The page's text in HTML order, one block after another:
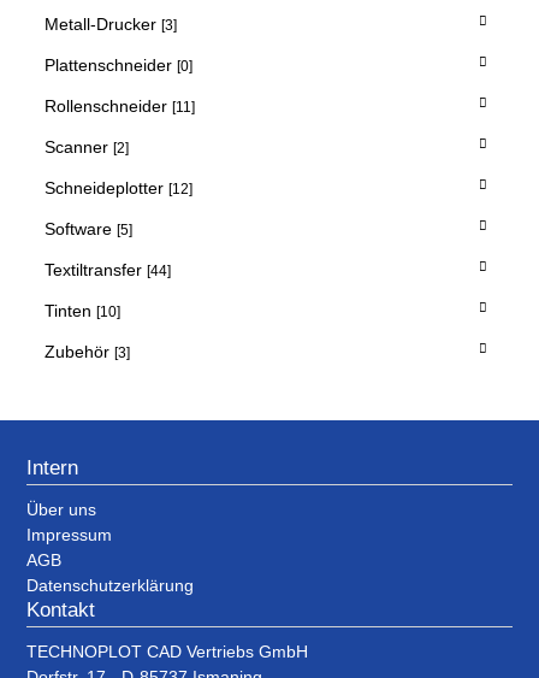
Metall-Drucker [3]
Plattenschneider [0]
Rollenschneider [11]
Scanner [2]
Schneideplotter [12]
Software [5]
Textiltransfer [44]
Tinten [10]
Zubehör [3]
Intern
Über uns
Impressum
AGB
Datenschutzerklärung
Kontakt
TECHNOPLOT CAD Vertriebs GmbH